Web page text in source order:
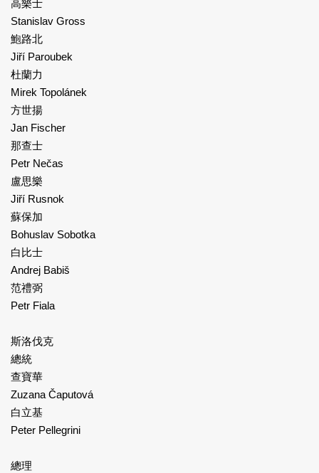
高樂士
Stanislav Gross
鮑路北
Jiří Paroubek
杜蘭力
Mirek Topolánek
方世揚
Jan Fischer
那查士
Petr Nečas
盧思樂
Jiří Rusnok
蘇保加
Bohuslav Sobotka
白比士
Andrej Babiš
范禮弼
Petr Fiala
斯洛伐克
總統
查寶華
Zuzana Čaputová
白立基
Peter Pellegrini
總理